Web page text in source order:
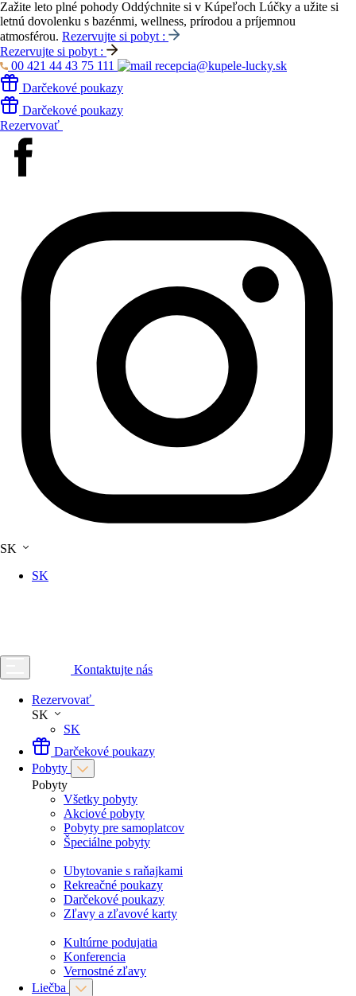
Zažite leto plné pohody Oddýchnite si v Kúpeľoch Lúčky a užite si
letnú dovolenku s bazénmi, wellness, prírodou a príjemnou
atmosférou. Rezervujte si pobyt :
Rezervujte si pobyt :
00 421 44 43 75 111
recepcia@kupele-lucky.sk
Darčekové poukazy
Darčekové poukazy
Rezervovať
SK
SK
Kontaktujte nás
Rezervovať
SK
SK
Darčekové poukazy
Pobyty
Pobyty
Všetky pobyty
Akciové pobyty
Pobyty pre samoplatcov
Špeciálne pobyty
Ubytovanie s raňajkami
Rekreačné poukazy
Darčekové poukazy
Zľavy a zľavové karty
Kultúrne podujatia
Konferencia
Vernostné zľavy
Liečba